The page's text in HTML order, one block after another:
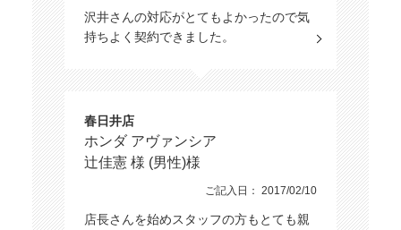
沢井さんの対応がとてもよかったので気
持ちよく契約できました。
春日井店
ホンダ アヴァンシア
辻佳憲 様 (男性)様
ご記入日： 2017/02/10
店長さんを始めスタッフの方もとても親